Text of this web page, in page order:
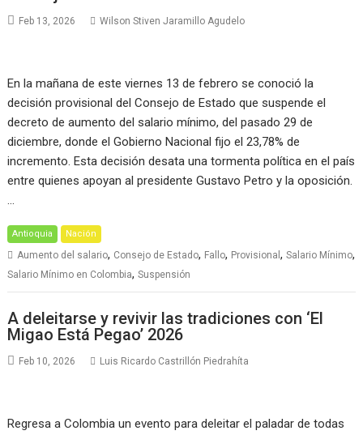
Feb 13, 2026 Wilson Stiven Jaramillo Agudelo
En la mañana de este viernes 13 de febrero se conoció la
decisión provisional del Consejo de Estado que suspende el
decreto de aumento del salario mínimo, del pasado 29 de
diciembre, donde el Gobierno Nacional fijo el 23,78% de
incremento. Esta decisión desata una tormenta política en el país
entre quienes apoyan al presidente Gustavo Petro y la oposición.
Antioquia Nación
Aumento del salario, Consejo de Estado, Fallo, Provisional,Salario Mínimo,
Salario Mínimo en Colombia,Suspensión
A deleitarse y revivir las tradiciones con ‘El
Migao Está Pegao’ 2026
Feb 10, 2026 Luis Ricardo Castrillón Piedrahíta
Regresa a Colombia un evento para deleitar el paladar de todas